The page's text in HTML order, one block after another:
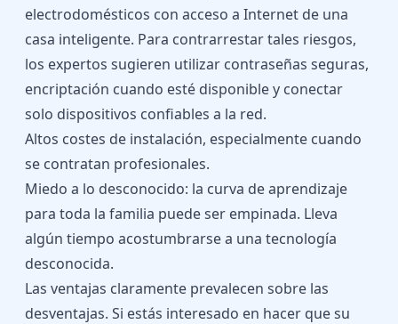
electrodomésticos con acceso a Internet de una
casa inteligente. Para contrarrestar tales riesgos,
los expertos sugieren utilizar contraseñas seguras,
encriptación cuando esté disponible y conectar
solo dispositivos confiables a la red.
Altos costes de instalación, especialmente cuando
se contratan profesionales.
Miedo a lo desconocido: la curva de aprendizaje
para toda la familia puede ser empinada. Lleva
algún tiempo acostumbrarse a una tecnología
desconocida.
Las ventajas claramente prevalecen sobre las
desventajas. Si estás interesado en hacer que su